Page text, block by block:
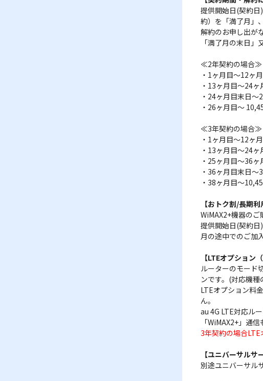
提供開始日(契約
約）を「満了月」
解約のお申し出が
「満了月の末日
≪2年契約の場合≫
・1ヶ月目～12ヶ
・13ヶ月目～24
・24ヶ月目末日～
・26ヶ月目～
≪3年契約の場合≫
・1ヶ月目～12ヶ
・13ヶ月目～24
・25ヶ月目～36
・36ヶ月目末日～
・38ヶ月目～
【おトク割/長期利
WiMAX2+機器の
提供開始日(契約日
月の途中でのご加
【LTEオプション
ルーターのモード
ンです。(対応機種
LTEオプション料
ん。
au 4G LTE対応ル
「WiMAX2+」通
3年契約の場合LTE
【ユニバーサルサ
別途ユニバーサル